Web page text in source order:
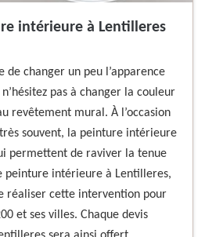
intérieure à Lentilleres
de changer un peu l’apparence
pas à changer la couleur
revêtement mural. À l’occasion
souvent, la peinture intérieure
permettent de raviver la tenue
peinture intérieure à Lentilleres,
réaliser cette intervention pour
et ses villes. Chaque devis